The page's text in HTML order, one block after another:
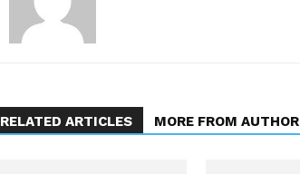
RELATED ARTICLES MORE FROM AUTHOR